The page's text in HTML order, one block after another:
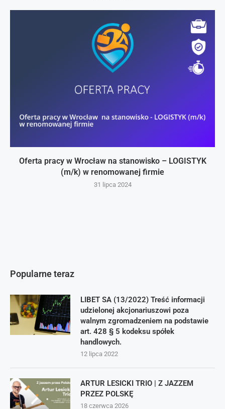
Oferta pracy w Wrocław na stanowisko – LOGISTYK
(m/k) w renomowanej firmie
31 lipca 2024
Popularne teraz
LIBET SA (13/2022) Treść informacji
udzielonej akcjonariuszowi poza
walnym zgromadzeniem na podstawie
art. 428 § 5 kodeksu spółek
handlowych.
12 lipca 2022
ARTUR LESICKI TRIO | Z JAZZEM
PRZEZ POLSKĘ
18 czerwca 2026